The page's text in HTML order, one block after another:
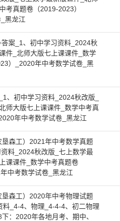
考真题卷（2019-2023）
黑龙江
案_1、初中学习资料_2024秋
件_北师大版七上课课件_数学
）_2020年中考数学试卷_黑
、初中学习资料_2024秋改版_
师大版七上课课件_数学中考真
年中考数学试卷_黑龙江
森工）2021年中考数学真题
料_2024秋改版_七上数学最
课课件_数学中考真题卷
中考数学试卷_黑龙江
森工）2020年中考物理试题
料_4-4、物理_4-4-4、初二物理
：2020年各地月考、期中、